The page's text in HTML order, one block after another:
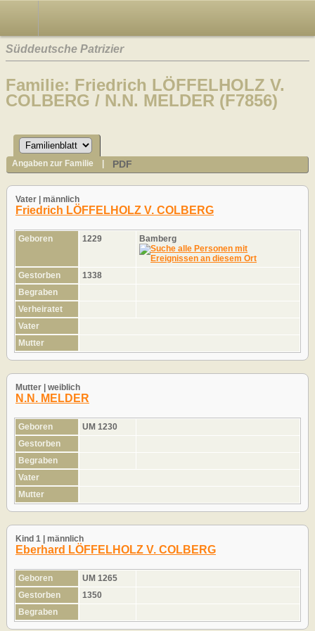
Süddeutsche Patrizier
Familie: Friedrich LÖFFELHOLZ V.
COLBERG / N.N. MELDER (F7856)
Angaben zur Familie PDF
Vater | männlich
Friedrich LÖFFELHOLZ V. COLBERG
Geboren 1229 Bamberg
Gestorben
1338
Begraben
Verheiratet
Vater
Mutter
Mutter | weiblich
N.N. MELDER
Geboren
UM 1230
Gestorben
Begraben
Vater
Mutter
Kind 1 | männlich
Eberhard LÖFFELHOLZ V. COLBERG
Geboren
UM 1265
Gestorben
1350
Begraben